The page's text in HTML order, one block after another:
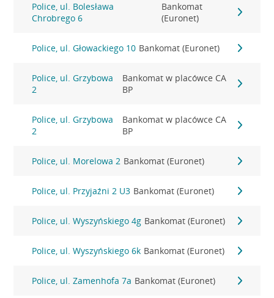
Police, ul. Bolesława
Chrobrego 6
Bankomat
(Euronet)
Police, ul. Głowackiego 10 Bankomat (Euronet)
Police, ul. Grzybowa
2
Bankomat w placówce CA
BP
Police, ul. Grzybowa
2
Bankomat w placówce CA
BP
Police, ul. Morelowa 2 Bankomat (Euronet)
Police, ul. Przyjaźni 2 U3 Bankomat (Euronet)
Police, ul. Wyszyńskiego 4g Bankomat (Euronet)
Police, ul. Wyszyńskiego 6k Bankomat (Euronet)
Police, ul. Zamenhofa 7a Bankomat (Euronet)